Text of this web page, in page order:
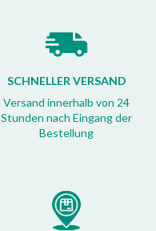
SCHNELLER VERSAND
Versand innerhalb von 24
Stunden nach Eingang der
Bestellung